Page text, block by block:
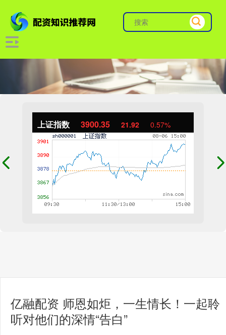
上证指数 3900.35 21.92 0.57%
亿融配资 师恩如炬，一生情长！一起聆
听对他们的深情“告白”